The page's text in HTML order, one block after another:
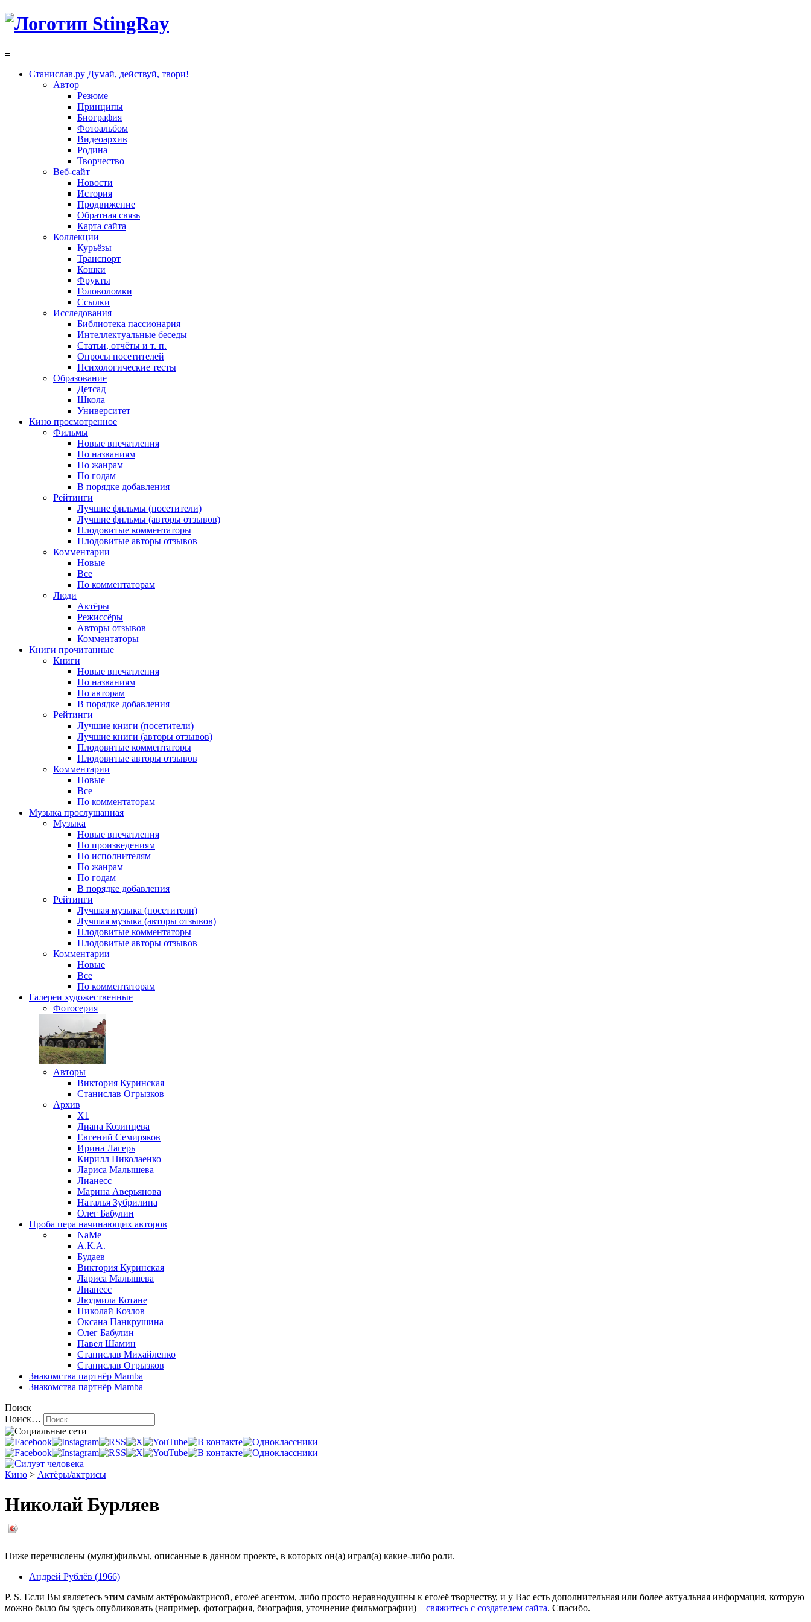
≡
Станислав.ру Думай, действуй, твори!
Автор
Резюме
Принципы
Биография
Фотоальбом
Видеоархив
Родина
Творчество
Веб-сайт
Новости
История
Продвижение
Обратная связь
Карта сайта
Коллекции
Курьёзы
Транспорт
Кошки
Фрукты
Головоломки
Ссылки
Исследования
Библиотека пассионария
Интеллектуальные беседы
Статьи, отчёты и т. п.
Опросы посетителей
Психологические тесты
Образование
Детсад
Школа
Университет
Кино просмотренное
Фильмы
Новые впечатления
По названиям
По жанрам
По годам
В порядке добавления
Рейтинги
Лучшие фильмы (посетители)
Лучшие фильмы (авторы отзывов)
Плодовитые комментаторы
Плодовитые авторы отзывов
Комментарии
Новые
Все
По комментаторам
Люди
Актёры
Режиссёры
Авторы отзывов
Комментаторы
Книги прочитанные
Книги
Новые впечатления
По названиям
По авторам
В порядке добавления
Рейтинги
Лучшие книги (посетители)
Лучшие книги (авторы отзывов)
Плодовитые комментаторы
Плодовитые авторы отзывов
Комментарии
Новые
Все
По комментаторам
Музыка прослушанная
Музыка
Новые впечатления
По произведениям
По исполнителям
По жанрам
По годам
В порядке добавления
Рейтинги
Лучшая музыка (посетители)
Лучшая музыка (авторы отзывов)
Плодовитые комментаторы
Плодовитые авторы отзывов
Комментарии
Новые
Все
По комментаторам
Галереи художественные
Фотосерия
Авторы
Виктория Куринская
Станислав Огрызков
Архив
X1
Диана Козинцева
Евгений Семиряков
Ирина Лагерь
Кирилл Николаенко
Лариса Малышева
Лианесс
Марина Аверьянова
Наталья Зубрилина
Олег Бабулин
Проба пера начинающих авторов
NaMe
А.К.А.
Будаев
Виктория Куринская
Лариса Малышева
Лианесс
Людмила Котане
Николай Козлов
Оксана Панкрушина
Олег Бабулин
Павел Шамин
Станислав Михайленко
Станислав Огрызков
Знакомства партнёр Mamba
Знакомства партнёр Mamba
Поиск
Поиск…
Кино > Актёры/актрисы
Николай Бурляев
Ниже перечислены (мульт)фильмы, описанные в данном проекте, в которых он(а) играл(а) какие-либо роли.
Андрей Рублёв (1966)
P. S. Если Вы являетесь этим самым актёром/актрисой, его/её агентом, либо просто неравнодушны к его/её творчеству, и у Вас есть дополнительная или более актуальная информация, которую
можно было бы здесь опубликовать (например, фотография, биография, уточнение фильмографии) – свяжитесь с создателем сайта. Спасибо.